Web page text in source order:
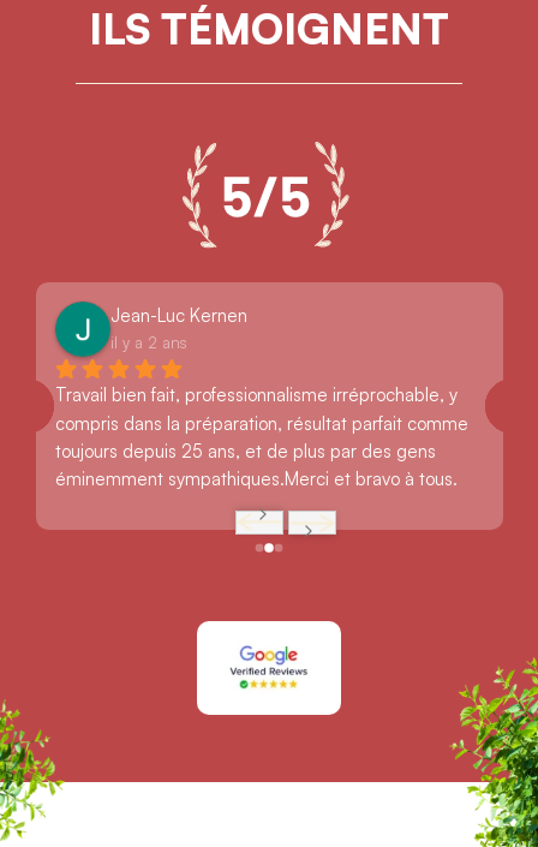
ILS TÉMOIGNENT
Jean-Luc Kernen
il y a 2 ans
Travail bien fait, professionnalisme irréprochable, y
compris dans la préparation, résultat parfait comme
toujours depuis 25 ans, et de plus par des gens
éminemment sympathiques.Merci et bravo à tous.